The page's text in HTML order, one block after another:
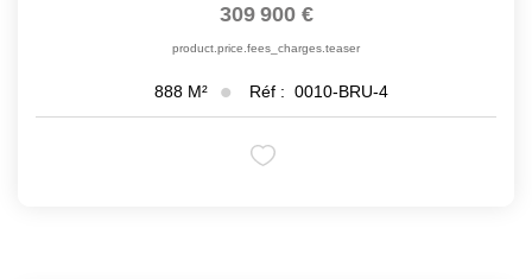
309 900 €
product.price.fees_charges.teaser
888 M² Réf : 0010-BRU-4